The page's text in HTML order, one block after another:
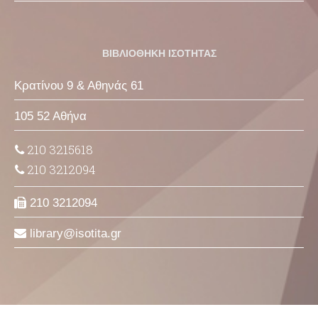
ΒΙΒΛΙΟΘΗΚΗ ΙΣΟΤΗΤΑΣ
Κρατίνου 9 & Αθηνάς 61
105 52 Αθήνα
210 3215618
210 3212094
210 3212094
library isotita gr